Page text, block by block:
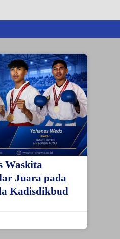
Waskita
Juara pada
Kadisdikbud